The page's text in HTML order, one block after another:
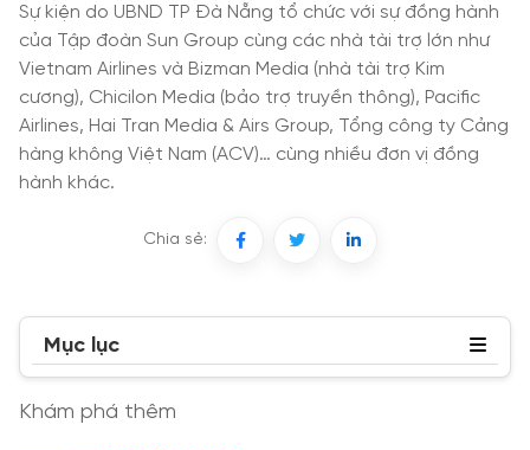
Sự kiện do UBND TP Đà Nẵng tổ chức với sự đồng hành
của Tập đoàn Sun Group cùng các nhà tài trợ lớn như
Vietnam Airlines và Bizman Media (nhà tài trợ Kim
cương), Chicilon Media (bảo trợ truyền thông), Pacific
Airlines, Hai Tran Media & Airs Group, Tổng công ty Cảng
hàng không Việt Nam (ACV)… cùng nhiều đơn vị đồng
hành khác.
Chia sẻ:
Mục lục
Khám phá thêm